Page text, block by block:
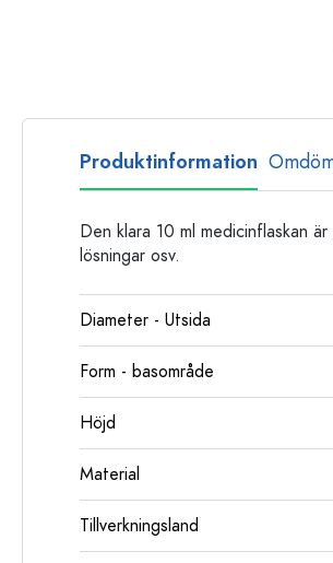
Produktinformation
Den klara 10 ml medicinflaskan
lösningar osv.
Diameter - Utsida
Form - basområde
Höjd
Material
Tillverkningsland